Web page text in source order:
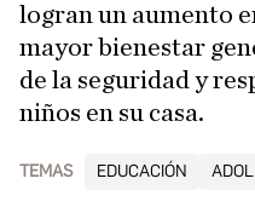
logran un aumento
mayor bienestar
de la seguridad y
niños en su casa.
TEMAS EDUCACIÓN